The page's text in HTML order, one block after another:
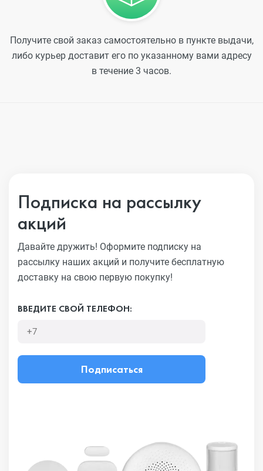
Получите свой заказ самостоятельно в пункте выдачи,
либо курьер доставит его по указанному вами адресу
в течение 3 часов.
Подписка на рассылку
акций
Давайте дружить! Оформите подписку на
рассылку наших акций и получите бесплатную
доставку на свою первую покупку!
ВВЕДИТЕ СВОЙ ТЕЛЕФОН:
Подписаться